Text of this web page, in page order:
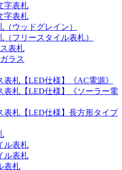
字表札
字表札
ウッドグレイン）
（フリースタイル表札）
表札
ラス
表札【LED仕様】《AC電源》
表札【LED仕様】《ソーラー電
表札【LED仕様】長方形タイプ
ル表札
ル表札
表札